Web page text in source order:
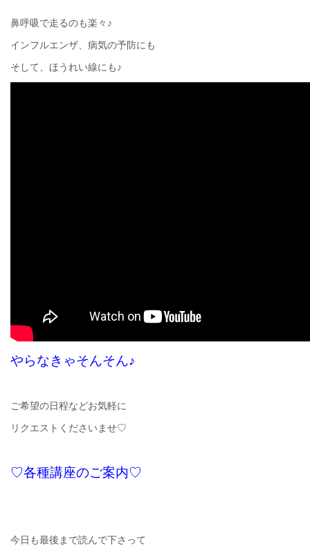
鼻呼吸で走るのも楽々♪
インフルエンザ、病気の予防にも
そして、ほうれい線にも♪
やらなきゃそんそん♪
ご希望の日程などお気軽に
リクエストくださいませ♡
♡各種講座のご案内♡
今日も最後まで読んで下さって